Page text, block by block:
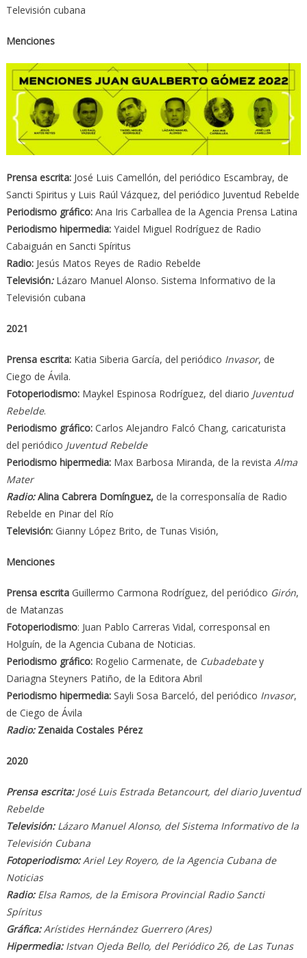
Televisión cubana
Menciones
Prensa escrita:José Luis Camellón, del periódico Escambray, de
Sancti Spiritus y Luis Raúl Vázquez, del periódico Juventud Rebelde
Periodismo gráfico: Ana Iris Carballea de la Agencia Prensa Latina
Periodismo hipermedia: Yaidel Miguel Rodríguez de Radio
Cabaiguán en Sancti Spíritus
Radio: Jesús Matos Reyes de Radio Rebelde
Televisión: Lázaro Manuel Alonso. Sistema Informativo de la
Televisión cubana
2021
Prensa escrita: Katia Siberia García, del periódico Invasor, de
Ciego de Ávila.
Fotoperiodismo:Maykel Espinosa Rodríguez, del diario Juventud
Rebelde.
Periodismo gráfico:Carlos Alejandro Falcó Chang, caricaturista
del periódico Juventud Rebelde
Periodismo hipermedia: Max Barbosa Miranda, de la revista Alma
Mater
Radio: Alina Cabrera Domínguez, de la corresponsalía de Radio
Rebelde en Pinar del Río
Televisión:Gianny López Brito, de Tunas Visión,
Menciones
Prensa escritaGuillermo Carmona Rodríguez, del periódico Girón,
de Matanzas
Fotoperiodismo: Juan Pablo Carreras Vidal, corresponsal en
Holguín, de la Agencia Cubana de Noticias.
Periodismo gráfico: Rogelio Carmenate, de Cubadebatey
Dariagna Steyners Patiño, de la Editora Abril
Periodismo hipermedia: Sayli Sosa Barceló, del periódico Invasor,
de Ciego de Ávila
Radio: Zenaida Costales Pérez
2020
Prensa escrita: José Luis Estrada Betancourt, del diario Juventud
Rebelde
Televisión:Lázaro Manuel Alonso, del Sistema Informativo de la
Televisión Cubana
Fotoperiodismo:Ariel Ley Royero, de la Agencia Cubana de
Noticias
Radio: Elsa Ramos, de la Emisora Provincial Radio Sancti
Spíritus
Gráfica:Arístides Hernández Guerrero (Ares)
Hipermedia:Istvan Ojeda Bello, del Periódico 26, de Las Tunas